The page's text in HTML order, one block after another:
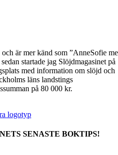
är mer känd som ”AnneSofie
startade jag Slöjdmagasinet på
med information om slöjd och
läns landstings
på 80 000 kr.
SENASTE BOKTIPS!